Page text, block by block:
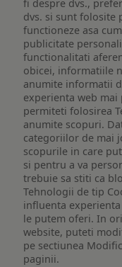
fi despre dvs.,
dvs. si sunt folosite
functioneze asa
publicitate
functionalitati
obicei, informatiile
anumite informatii
experienta web mai
permiteti folosirea
anumite scopuri.
categoriilor de mai
scopurile in care
si pentru a va
trebuie sa stiti ca
Tehnologii de tip
influenta
le putem oferi. In
website, puteti
pe sectiunea
paginii.